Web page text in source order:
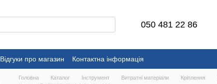
050 481 22 86
Відгуки про магазин Контактна інформація
Головна Каталог Інструмент Витратні матеріали Кріплення